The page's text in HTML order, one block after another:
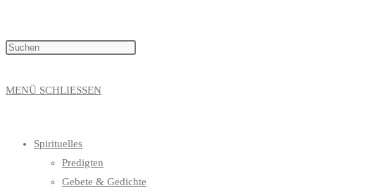
MENÜ SCHLIESSEN
Spirituelles
Predigten
Gebete & Gedichte